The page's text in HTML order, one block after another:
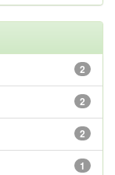
2
2
2
1